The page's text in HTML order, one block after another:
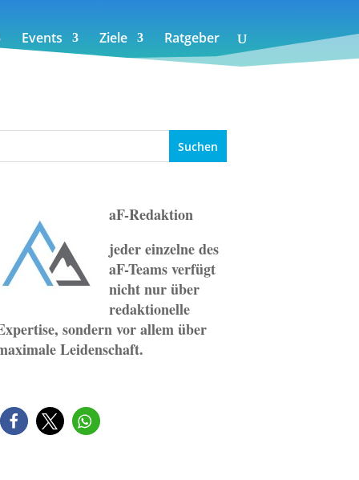
Events Ziele Ratgeber
aF-Redaktion
jeder einzelne des
aF-Teams verfügt
nicht nur über
redaktionelle
sondern vor allem über
Leidenschaft.